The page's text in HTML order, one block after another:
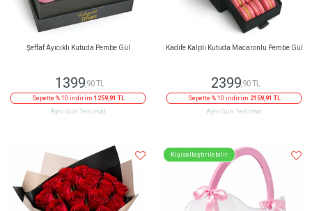
Şeffaf Ayıcıklı Kutuda Pembe Gül
1399,90 TL
Sepette % 10 indirim 1259,91 TL
Aynı Gün Teslimat
Kadife Kalpli Kutuda Macaronlu Pembe Gül
2399,90 TL
Sepette % 10 indirim 2159,91 TL
Aynı Gün Teslimat
Kişiselleştirilebilir